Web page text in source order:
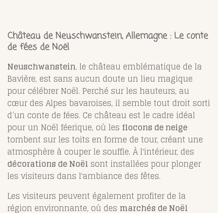
Château de Neuschwanstein, Allemagne : Le conte
de fées de Noël
Neuschwanstein, le château emblématique de la
Bavière, est sans aucun doute un lieu magique
pour célébrer Noël. Perché sur les hauteurs, au
cœur des Alpes bavaroises, il semble tout droit sorti
d’un conte de fées. Ce château est le cadre idéal
pour un Noël féerique, où les flocons de neige
tombent sur les toits en forme de tour, créant une
atmosphère à couper le souffle. À l'intérieur, des
décorations de Noël sont installées pour plonger
les visiteurs dans l'ambiance des fêtes.
Les visiteurs peuvent également profiter de la
région environnante, où des marchés de Noël